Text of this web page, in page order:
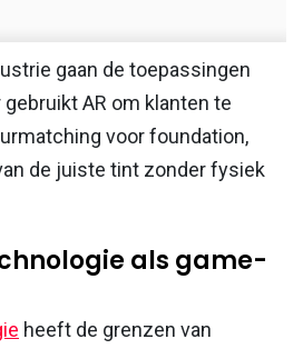
gaan de toepassingen
AR om klanten te
voor foundation,
de juiste tint zonder fysiek
als game-
heeft de grenzen van